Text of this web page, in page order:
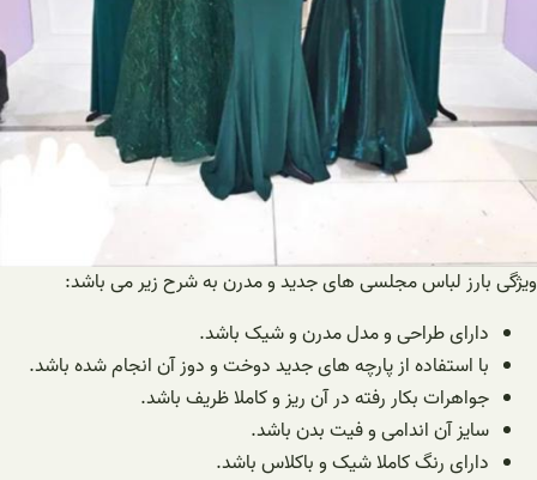
ویژگی بارز لباس مجلسی های جدید و مدرن به شرح زیر می باشد:
دارای طراحی و مدل مدرن و شیک باشد.
با استفاده از پارچه های جدید دوخت و دوز آن انجام شده باشد.
جواهرات بکار رفته در آن ریز و کاملا ظریف باشد.
سایز آن اندامی و فیت بدن باشد.
دارای رنگ کاملا شیک و باکلاس باشد.